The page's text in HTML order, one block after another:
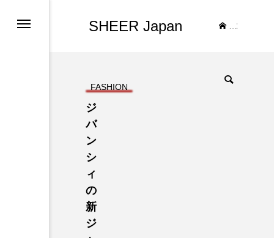
SHEER Japan
FASHION
ジ
バ
ン
シ
ィ
の
新
ジ